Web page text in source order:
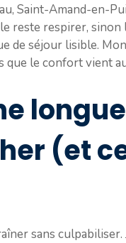
Saint-Amand-en-
reste respirer,
de séjour lisible.
que le confort vient
(et
sans culpabiliser.